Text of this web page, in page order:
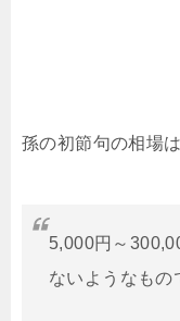
孫の初節句の相場は
5,000円～
ないようなもの